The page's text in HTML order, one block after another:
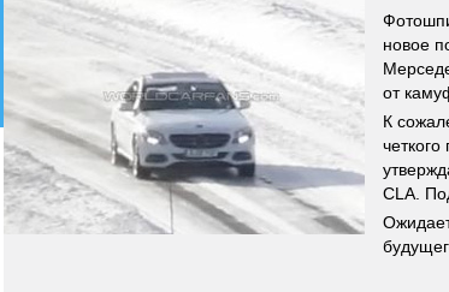
новое
от
К
CLA.